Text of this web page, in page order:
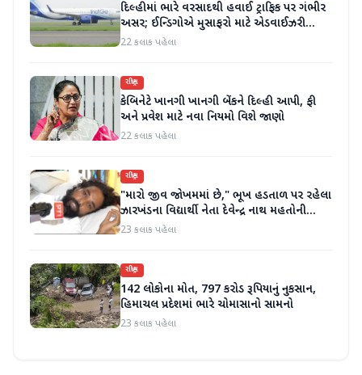
દિલ્હીમાં ભારે વરસાદથી હવાઈ ટ્રાફિક પર ગંભીર
અસર; ઈન્ડિગોએ મુસાફરો માટે એડવાઈઝરી
જાહેર કરી
22 કલાક પહેલા
રાષ્ટ્રીય
કેબિનેટે ખાનગી ખાનગી બેંકને દિલ્હી આપી, ફી
અને પ્રવેશ માટે નવા નિયમો વિશે જાણો
22 કલાક પહેલા
રાષ્ટ્રીય
"મારો જીવ જોખમમાં છે," ભૂખ હડતાળ પર રહેલા
ઝારખંડના વિદ્યાર્થી નેતા દેવેન્દ્ર નાથ મહતોની
તબિયત ખરાબ
23 કલાક પહેલા
રાષ્ટ્રીય
142 લોકોના મોત, 797 કરોડ રૂપિયાનું નુકસાન,
હિમાચલ પ્રદેશમાં ભારે ચોમાસાનો સામનો
23 કલાક પહેલા